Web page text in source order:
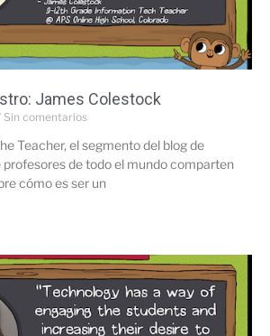
James Colestock
Sin comentarios
Teacher, el segmento del blog de
de todo el mundo comparten
cómo es ser un